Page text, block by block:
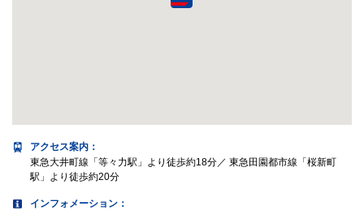
アクセス案内 ：
東急大井町線「等々力駅」より徒歩約18分／ 東急田園都市線「桜新町
駅」より徒歩約20分
インフォメーション：